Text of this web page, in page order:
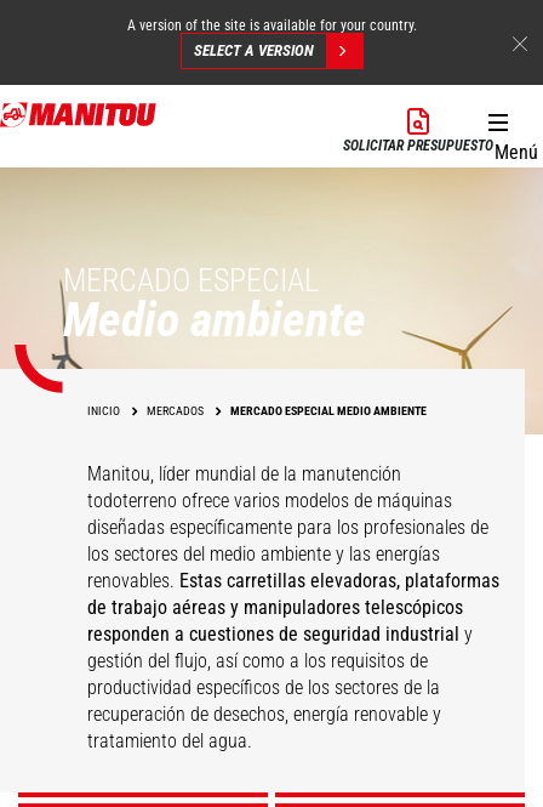
Pasar
al
A version of the site is available for your country.
SELECT A VERSION
SOLICITAR PRESUPUESTOMenú
MERCADO ESPECIAL
Medio ambiente
INICIO MERCADOS MERCADO ESPECIAL MEDIO AMBIENTE
Manitou, líder mundial de la manutención
todoterreno ofrece varios modelos de máquinas
diseñadas específicamente para los profesionales de
los sectores del medio ambiente y las energías
renovables. Estas carretillas elevadoras, plataformas
de trabajo aéreas y manipuladores telescópicos
responden a cuestiones de seguridad industrial y
gestión del flujo, así como a los requisitos de
productividad específicos de los sectores de la
recuperación de desechos, energía renovable y
tratamiento del agua.
Valorización de
residuos
Tratamiento del agua
Energías renovables
DESCUBRIR
Mantenimiento
industrial
DESCUBRIR